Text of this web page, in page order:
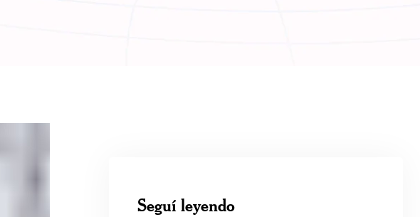
Seguí leyendo